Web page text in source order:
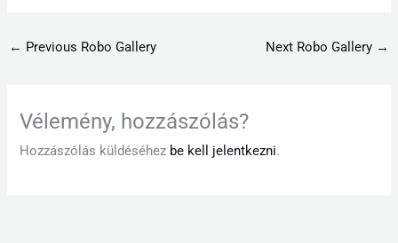
← Previous Robo Gallery Next Robo Gallery →
Vélemény, hozzászólás?
Hozzászólás küldéséhez be kell jelentkezni.